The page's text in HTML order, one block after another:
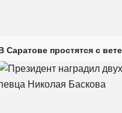
Саратове простятся с